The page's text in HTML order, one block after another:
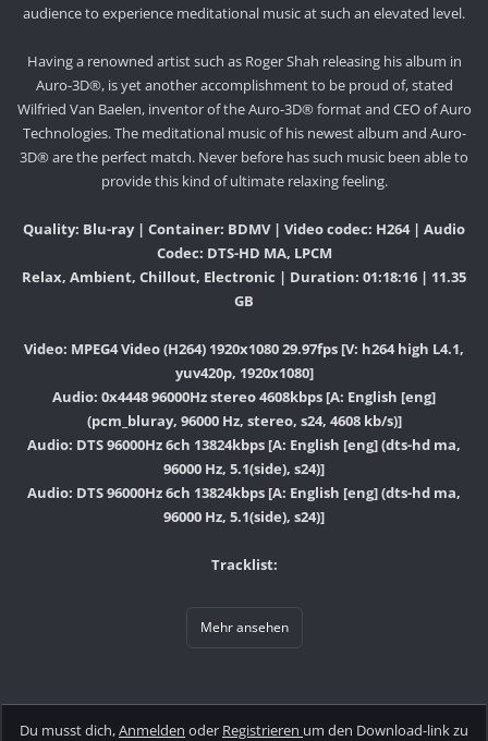
audience to experience meditational music at such an elevated level.
Having a renowned artist such as Roger Shah releasing his album in
Auro-3D®, is yet another accomplishment to be proud of, stated
Wilfried Van Baelen, inventor of the Auro-3D® format and CEO of Auro
Technologies. The meditational music of his newest album and Auro-
3D® are the perfect match. Never before has such music been able to
provide this kind of ultimate relaxing feeling.
Quality: Blu-ray | Container: BDMV | Video codec: H264 | Audio
Codec: DTS-HD MA, LPCM
Relax, Ambient, Chillout, Electronic | Duration: 01:18:16 | 11.35
GB
Video: MPEG4 Video (H264) 1920x1080 29.97fps [V: h264 high L4.1,
yuv420p, 1920x1080]
Audio: 0x4448 96000Hz stereo 4608kbps [A: English [eng]
(pcm_bluray, 96000 Hz, stereo, s24, 4608 kb/s)]
Audio: DTS 96000Hz 6ch 13824kbps [A: English [eng] (dts-hd ma,
96000 Hz, 5.1(side), s24)]
Audio: DTS 96000Hz 6ch 13824kbps [A: English [eng] (dts-hd ma,
96000 Hz, 5.1(side), s24)]
Tracklist:
Mehr ansehen
Du musst dich,Anmelden oder Registrieren um den Download-link zu